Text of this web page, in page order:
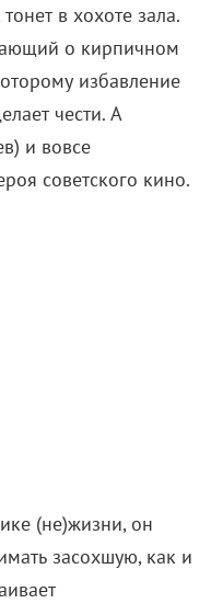
в хохоте зала.
о кирпичном
избавление
чести. А
и вовсе
советского кино.
(не)жизни, он
засохшую, как и